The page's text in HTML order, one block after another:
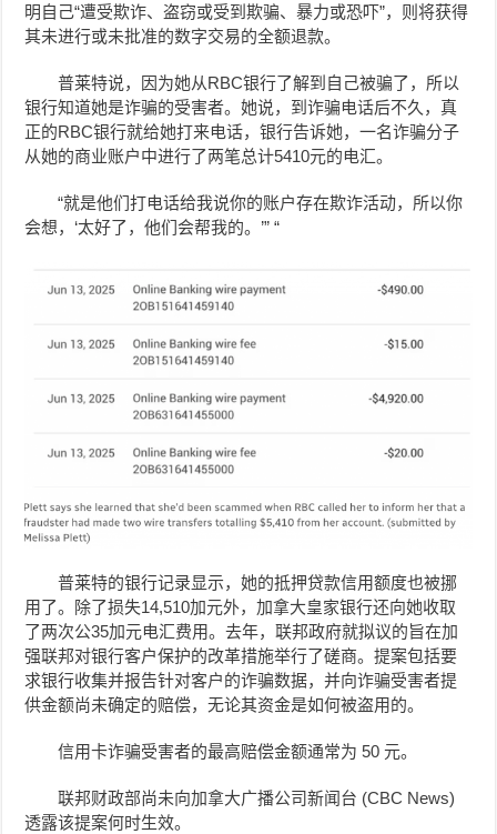
明自己“遭受欺诈、盗窃或受到欺骗、暴力或恐吓”，则将获得
其未进行或未批准的数字交易的全额退款。
普莱特说，因为她从RBC银行了解到自己被骗了，所以
银行知道她是诈骗的受害者。她说， 到诈骗电话后不久，真
正的RBC银行就给她打来电话，银行告诉她，一名诈骗分子
从她的商业账户中进行了两笔总计5410元的电汇。
“就是他们打电话给我说你的账户存在欺诈活动，所以你
会想，‘太好了，他们会帮我的。’” “
普莱特的银行记录显示，她的抵押贷款信用额度也被挪
用了。除了损失14,510加元外，加拿大皇家银行还向她收取
了两次公35加元电汇费用。去年，联邦政府就拟议的旨在加
强联邦对银行客户保护的改革措施举行了磋商。提案包括要
求银行收集并报告针对客户的诈骗数据，并向诈骗受害者提
供金额尚未确定的赔偿，无论其资金是如何被盗用的。
信用卡诈骗受害者的最高赔偿金额通常为 50 元。
联邦财政部尚未向加拿大广播公司新闻台 (CBC News)
透露该提案何时生效。